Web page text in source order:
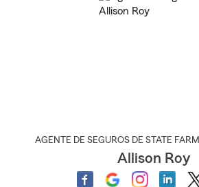
AGENTE DE SEGUROS DE STATE FARM
Allison Roy